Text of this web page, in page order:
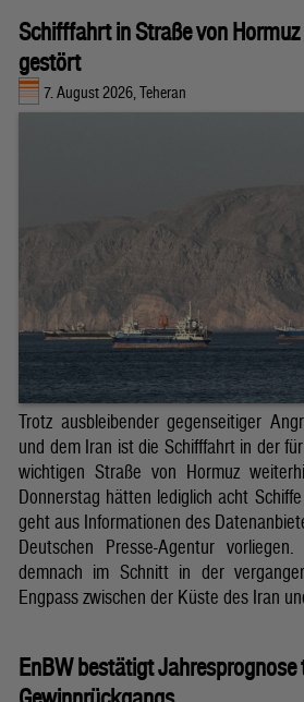
Schifffahrt in Straße von
gestört
7. August 2026, Teheran
Trotz ausbleibender gegenseitiger
und dem Iran ist die Schifffahrt in der
wichtigen Straße von Hormuz
Donnerstag hätten lediglich acht
geht aus Informationen des
Deutschen Presse-Agentur
demnach im Schnitt in der
Engpass zwischen der Küste des Iran
EnBW bestätigt Jahresprognose